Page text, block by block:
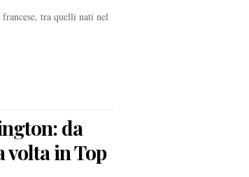
tra quelli nati nel
da
in Top